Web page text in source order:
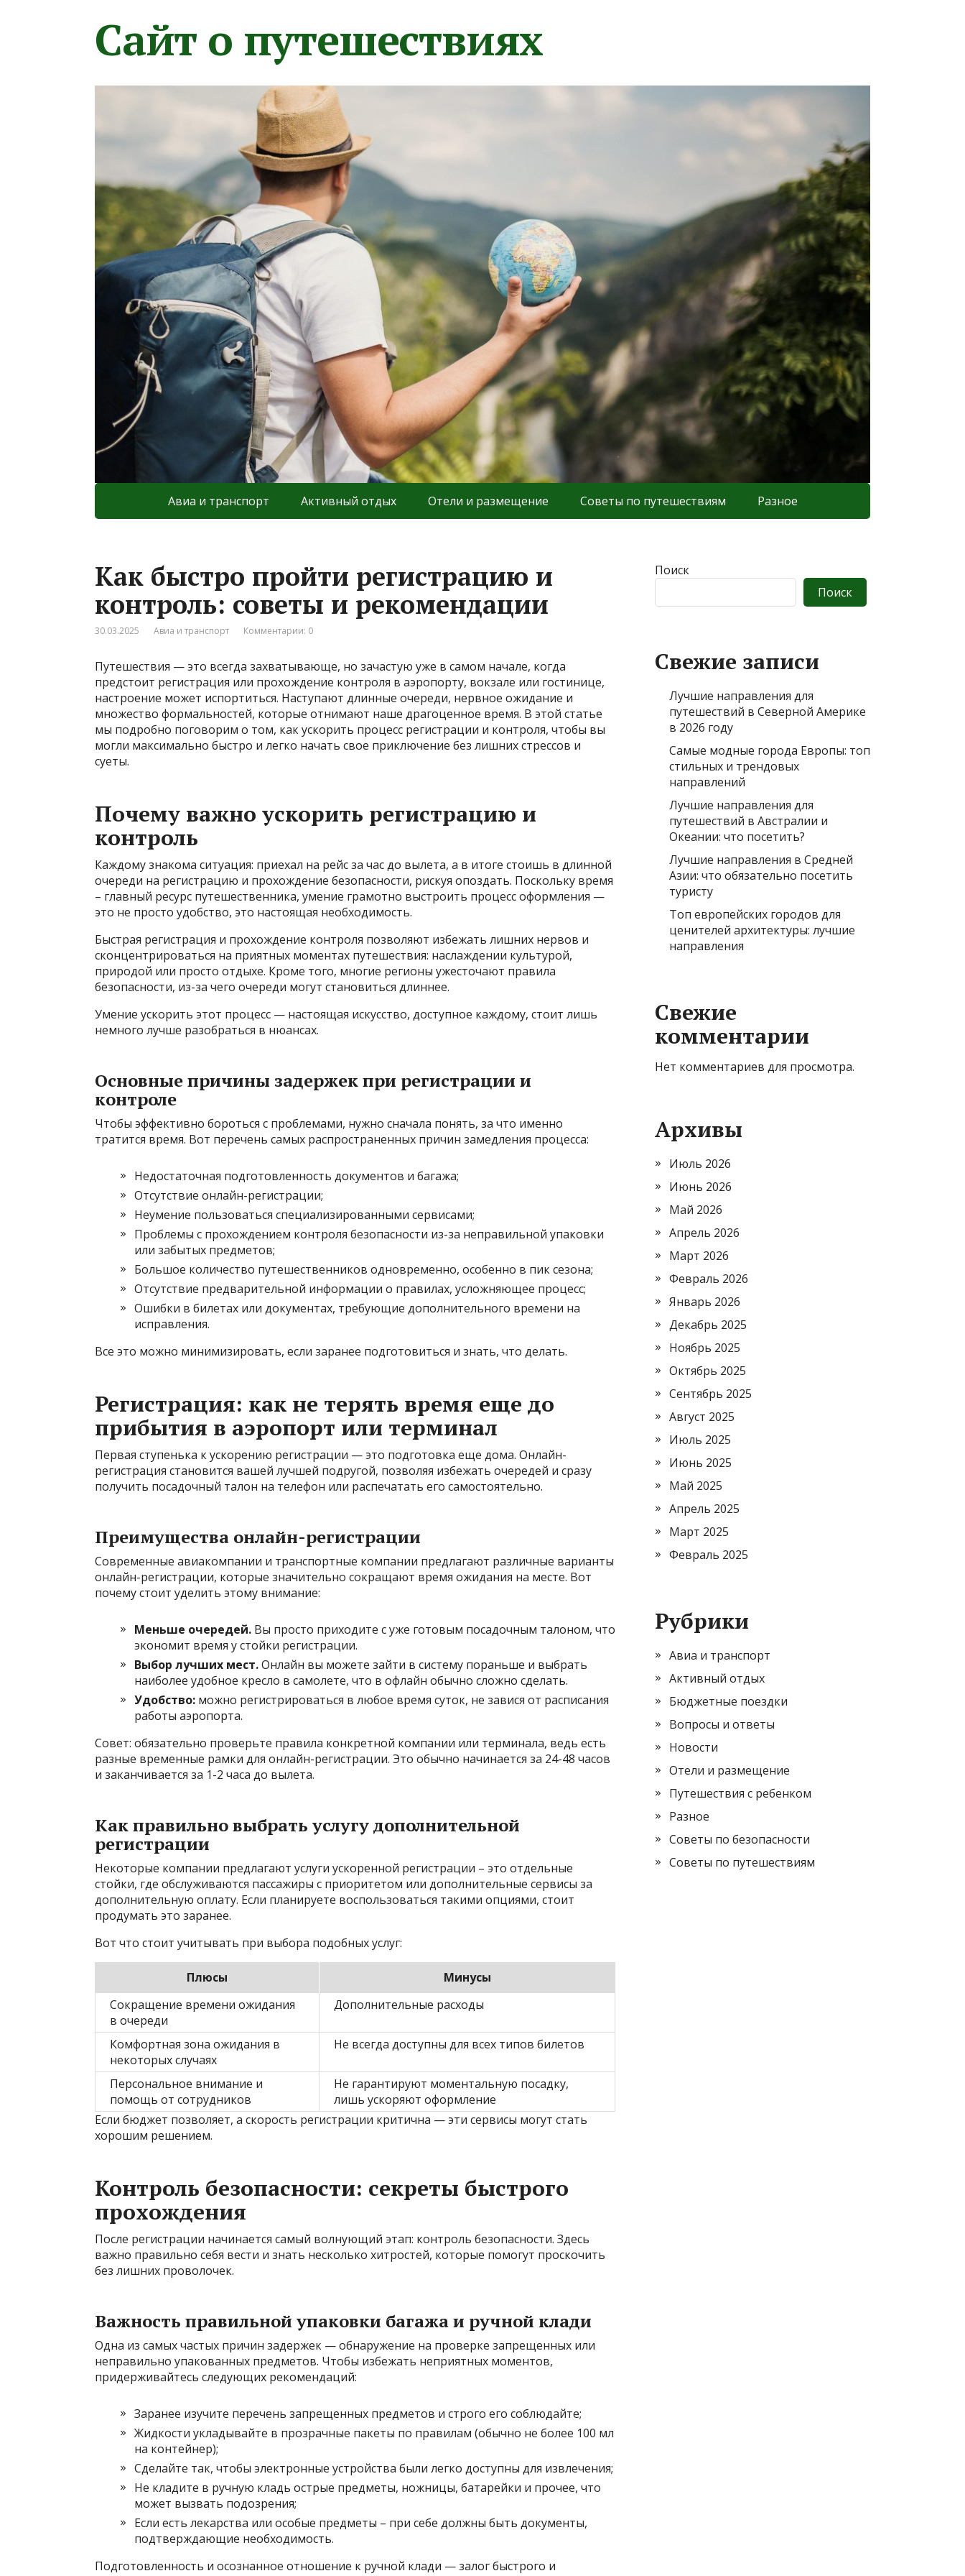
Сайт о путешествиях
Авиа и транспорт Активный отдых Отели и размещение Советы по путешествиям Разное
Как быстро пройти регистрацию и
контроль: советы и рекомендации
30.03.2025 Авиа и транспорт Комментарии: 0
Путешествия — это всегда захватывающе, но зачастую уже в самом начале, когда
предстоит регистрация или прохождение контроля в аэропорту, вокзале или гостинице,
настроение может испортиться. Наступают длинные очереди, нервное ожидание и
множество формальностей, которые отнимают наше драгоценное время. В этой статье
мы подробно поговорим о том, как ускорить процесс регистрации и контроля, чтобы вы
могли максимально быстро и легко начать свое приключение без лишних стрессов и
суеты.
Почему важно ускорить регистрацию и
контроль
Каждому знакома ситуация: приехал на рейс за час до вылета, а в итоге стоишь в длинной
очереди на регистрацию и прохождение безопасности, рискуя опоздать. Поскольку время
– главный ресурс путешественника, умение грамотно выстроить процесс оформления —
это не просто удобство, это настоящая необходимость.
Быстрая регистрация и прохождение контроля позволяют избежать лишних нервов и
сконцентрироваться на приятных моментах путешествия: наслаждении культурой,
природой или просто отдыхе. Кроме того, многие регионы ужесточают правила
безопасности, из-за чего очереди могут становиться длиннее.
Умение ускорить этот процесс — настоящая искусство, доступное каждому, стоит лишь
немного лучше разобраться в нюансах.
Основные причины задержек при регистрации и
контроле
Чтобы эффективно бороться с проблемами, нужно сначала понять, за что именно
тратится время. Вот перечень самых распространенных причин замедления процесса:
Недостаточная подготовленность документов и багажа;
Отсутствие онлайн-регистрации;
Неумение пользоваться специализированными сервисами;
Проблемы с прохождением контроля безопасности из-за неправильной упаковки
или забытых предметов;
Большое количество путешественников одновременно, особенно в пик сезона;
Отсутствие предварительной информации о правилах, усложняющее процесс;
Ошибки в билетах или документах, требующие дополнительного времени на
исправления.
Все это можно минимизировать, если заранее подготовиться и знать, что делать.
Регистрация: как не терять время еще до
прибытия в аэропорт или терминал
Первая ступенька к ускорению регистрации — это подготовка еще дома. Онлайн-
регистрация становится вашей лучшей подругой, позволяя избежать очередей и сразу
получить посадочный талон на телефон или распечатать его самостоятельно.
Преимущества онлайн-регистрации
Современные авиакомпании и транспортные компании предлагают различные варианты
онлайн-регистрации, которые значительно сокращают время ожидания на месте. Вот
почему стоит уделить этому внимание:
Меньше очередей. Вы просто приходите с уже готовым посадочным талоном, что
экономит время у стойки регистрации.
Выбор лучших мест.Онлайн вы можете зайти в систему пораньше и выбрать
наиболее удобное кресло в самолете, что в офлайн обычно сложно сделать.
Удобство: можно регистрироваться в любое время суток, не завися от расписания
работы аэропорта.
Совет: обязательно проверьте правила конкретной компании или терминала, ведь есть
разные временные рамки для онлайн-регистрации. Это обычно начинается за 24-48 часов
и заканчивается за 1-2 часа до вылета.
Как правильно выбрать услугу дополнительной
регистрации
Некоторые компании предлагают услуги ускоренной регистрации – это отдельные
стойки, где обслуживаются пассажиры с приоритетом или дополнительные сервисы за
дополнительную оплату. Если планируете воспользоваться такими опциями, стоит
продумать это заранее.
Вот что стоит учитывать при выбора подобных услуг:
Плюсы
Минусы
Сокращение времени ожидания
в очереди
Дополнительные расходы
Комфортная зона ожидания в
некоторых случаях
Не всегда доступны для всех типов билетов
Персональное внимание и
помощь от сотрудников
Не гарантируют моментальную посадку,
лишь ускоряют оформление
Если бюджет позволяет, а скорость регистрации критична — эти сервисы могут стать
хорошим решением.
Контроль безопасности: секреты быстрого
прохождения
После регистрации начинается самый волнующий этап: контроль безопасности. Здесь
важно правильно себя вести и знать несколько хитростей, которые помогут проскочить
без лишних проволочек.
Важность правильной упаковки багажа и ручной клади
Одна из самых частых причин задержек — обнаружение на проверке запрещенных или
неправильно упакованных предметов. Чтобы избежать неприятных моментов,
придерживайтесь следующих рекомендаций:
Заранее изучите перечень запрещенных предметов и строго его соблюдайте;
Жидкости укладывайте в прозрачные пакеты по правилам (обычно не более 100 мл
на контейнер);
Сделайте так, чтобы электронные устройства были легко доступны для извлечения;
Не кладите в ручную кладь острые предметы, ножницы, батарейки и прочее, что
может вызвать подозрения;
Если есть лекарства или особые предметы – при себе должны быть документы,
подтверждающие необходимость.
Подготовленность и осознанное отношение к ручной клади — залог быстрого и
Поиск
Поиск
Свежие записи
Лучшие направления для
путешествий в Северной Америке
в 2026 году
Самые модные города Европы: топ
стильных и трендовых
направлений
Лучшие направления для
путешествий в Австралии и
Океании: что посетить?
Лучшие направления в Средней
Азии: что обязательно посетить
туристу
Топ европейских городов для
ценителей архитектуры: лучшие
направления
Свежие
комментарии
Нет комментариев для просмотра.
Архивы
Июль 2026
Июнь 2026
Май 2026
Апрель 2026
Март 2026
Февраль 2026
Январь 2026
Декабрь 2025
Ноябрь 2025
Октябрь 2025
Сентябрь 2025
Август 2025
Июль 2025
Июнь 2025
Май 2025
Апрель 2025
Март 2025
Февраль 2025
Рубрики
Авиа и транспорт
Активный отдых
Бюджетные поездки
Вопросы и ответы
Новости
Отели и размещение
Путешествия с ребенком
Разное
Советы по безопасности
Советы по путешествиям